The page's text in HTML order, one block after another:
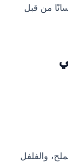
من قبل
والفلفل